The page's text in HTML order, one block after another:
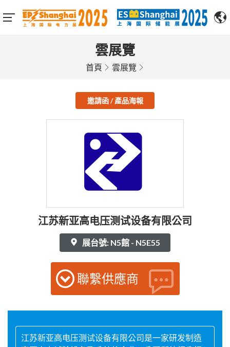
雲展覽
首頁 雲展覽
邀請函 / 產品海報
江苏新亚高电压测试设备有限公司
展台號: N5館 - N5E55
聯繫供應商
江苏新亚高电压测试设备有限公司是一家研发制造